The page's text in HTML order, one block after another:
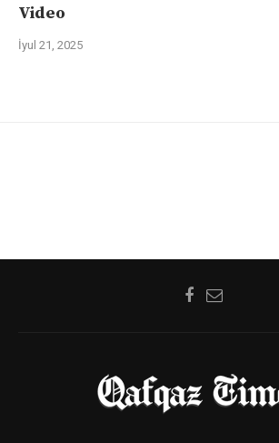
Video
İyul 21, 2025